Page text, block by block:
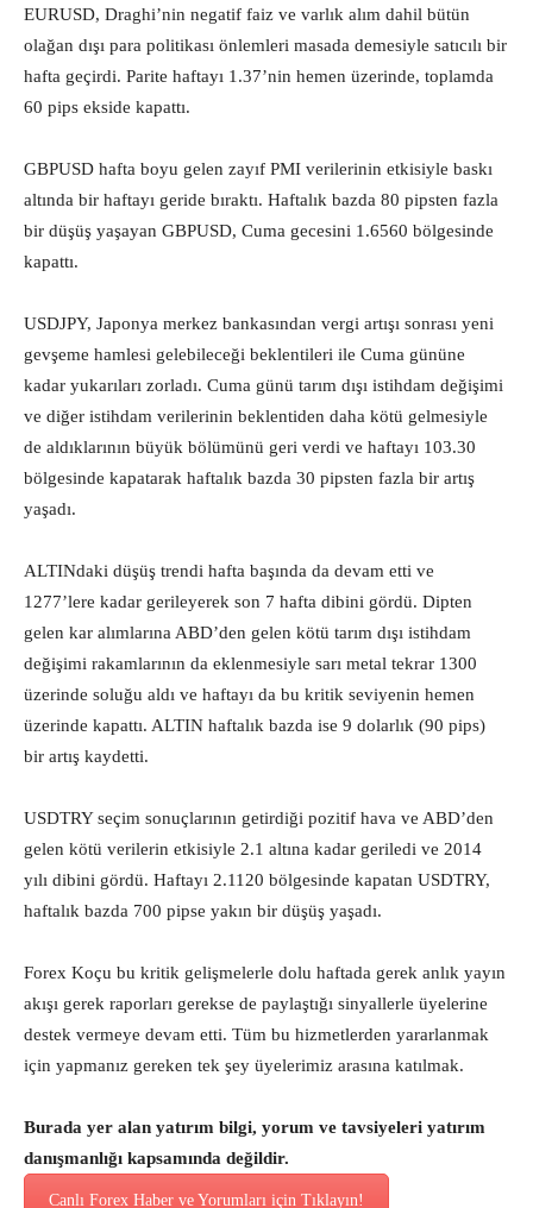
EURUSD, Draghi’nin negatif faiz ve varlık alım dahil bütün
olağan dışı para politikası önlemleri masada demesiyle satıcılı bir
hafta geçirdi. Parite haftayı 1.37’nin hemen üzerinde, toplamda
60 pips ekside kapattı.
GBPUSD hafta boyu gelen zayıf PMI verilerinin etkisiyle baskı
altında bir haftayı geride bıraktı. Haftalık bazda 80 pipsten fazla
bir düşüş yaşayan GBPUSD, Cuma gecesini 1.6560 bölgesinde
kapattı.
USDJPY, Japonya merkez bankasından vergi artışı sonrası yeni
gevşeme hamlesi gelebileceği beklentileri ile Cuma gününe
kadar yukarıları zorladı. Cuma günü tarım dışı istihdam değişimi
ve diğer istihdam verilerinin beklentiden daha kötü gelmesiyle
de aldıklarının büyük bölümünü geri verdi ve haftayı 103.30
bölgesinde kapatarak haftalık bazda 30 pipsten fazla bir artış
yaşadı.
ALTINdaki düşüş trendi hafta başında da devam etti ve
1277’lere kadar gerileyerek son 7 hafta dibini gördü. Dipten
gelen kar alımlarına ABD’den gelen kötü tarım dışı istihdam
değişimi rakamlarının da eklenmesiyle sarı metal tekrar 1300
üzerinde soluğu aldı ve haftayı da bu kritik seviyenin hemen
üzerinde kapattı. ALTIN haftalık bazda ise 9 dolarlık (90 pips)
bir artış kaydetti.
USDTRY seçim sonuçlarının getirdiği pozitif hava ve ABD’den
gelen kötü verilerin etkisiyle 2.1 altına kadar geriledi ve 2014
yılı dibini gördü. Haftayı 2.1120 bölgesinde kapatan USDTRY,
haftalık bazda 700 pipse yakın bir düşüş yaşadı.
Forex Koçu bu kritik gelişmelerle dolu haftada gerek anlık yayın
akışı gerek raporları gerekse de paylaştığı sinyallerle üyelerine
destek vermeye devam etti. Tüm bu hizmetlerden yararlanmak
için yapmanız gereken tek şey üyelerimiz arasına katılmak.
Burada yer alan yatırım bilgi, yorum ve tavsiyeleri yatırım
danışmanlığı kapsamında değildir.
Canlı Forex Haber ve Yorumları için Tıklayın!